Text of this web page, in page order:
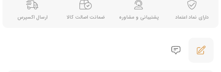
دارای نماد اعتماد پشتیبانی و مشاوره ضمانت اصالت کالا ارسال اکسپرس